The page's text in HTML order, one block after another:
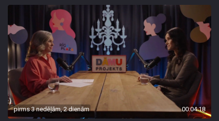
pirms 3 nedēļām, 2 dienām 00:04:18